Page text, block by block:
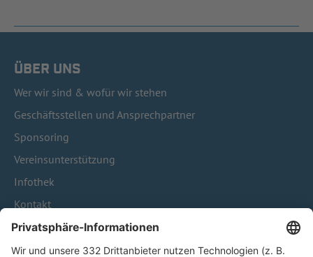
ÜBER UNS
Wer wir sind & wofür wir stehen
Geschäftsstellen und Ansprechpartner
Sponsoring
Vereinsunterstützung
Infothek
Kontakt
HÄUFIG BESUCHTE SEITEN